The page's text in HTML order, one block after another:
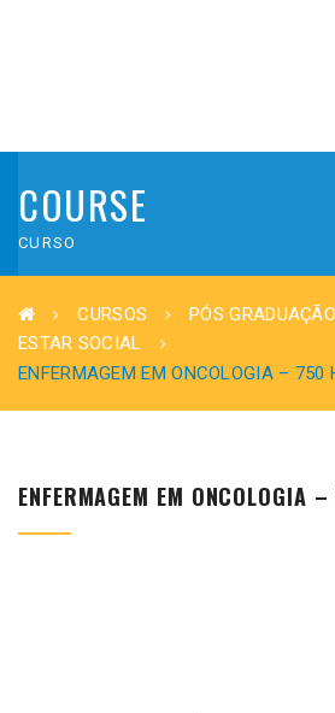
COURSE
CURSO
CURSOS PÓS GRADUAÇÃO
ESTAR SOCIAL
ENFERMAGEM EM ONCOLOGIA – 750
ENFERMAGEM EM ONCOLOGIA